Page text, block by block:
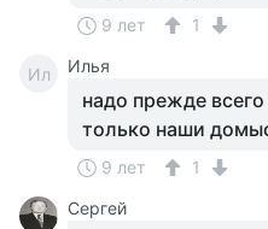
9 лет 1
Ил Илья
надо прежде всего
только наши
9 лет
1
Сергей